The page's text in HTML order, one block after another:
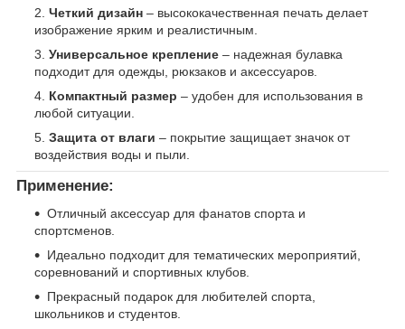
Четкий дизайн – высококачественная печать делает
изображение ярким и реалистичным.
Универсальное крепление – надежная булавка
подходит для одежды, рюкзаков и аксессуаров.
Компактный размер – удобен для использования в
любой ситуации.
Защита от влаги – покрытие защищает значок от
воздействия воды и пыли.
Применение:
Отличный аксессуар для фанатов спорта и
спортсменов.
Идеально подходит для тематических мероприятий,
соревнований и спортивных клубов.
Прекрасный подарок для любителей спорта,
школьников и студентов.